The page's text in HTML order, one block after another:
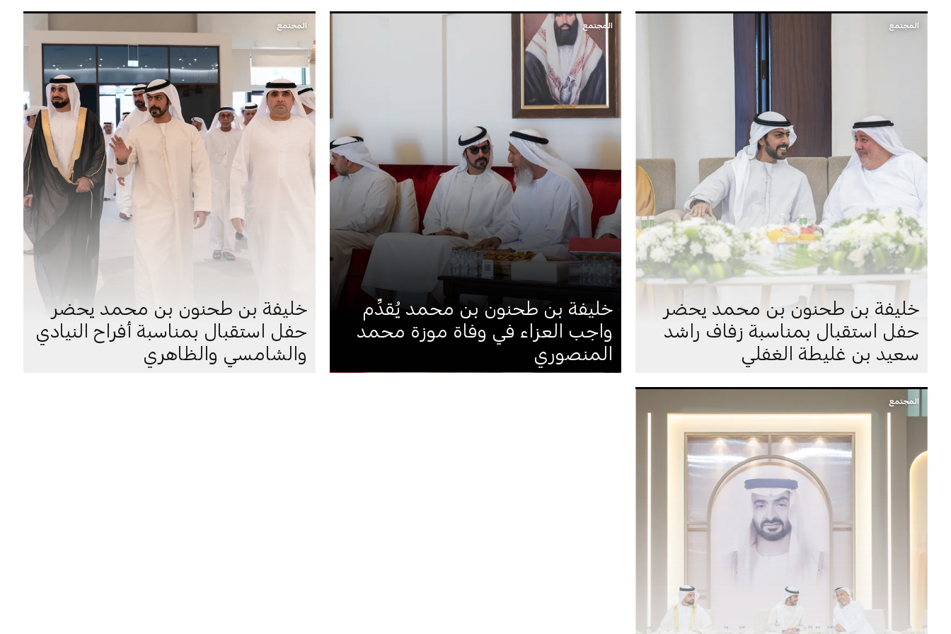
المجتمع
خليفة بن طحنون بن محمد يحضر
حفل استقبال بمناسبة زفاف راشد
سعيد بن غليطة الغفلي
المجتمع
خليفة بن طحنون بن محمد يُقدِّم
واجب العزاء في وفاة موزة محمد
المنصوري
المجتمع
خليفة بن طحنون بن محمد يحضر
حفل استقبال بمناسبة أفراح النيادي
والشامسي والظاهري
المجتمع